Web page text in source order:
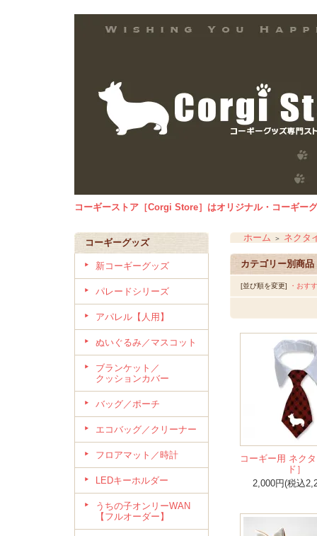
コーギーストア［Corgi Store］はオリジナル・コーギー
コーギーグッズ
新コーギーグッズ
パレードシリーズ
アパレル【人用】
ぬいぐるみ／マスコット
ブランケット／
クッションカバー
バッグ／ポーチ
エコバッグ／クリーナー
フロアマット／時計
LEDキーホルダー
うちの子オンリーWAN
【フルオーダー】
ホーム ＞ ネク
カテゴリー別商品
[並び順を変更] ・おす
コーギー用 ネク
ド］
2,000円(税込